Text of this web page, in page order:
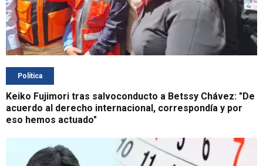
Política
Keiko Fujimori tras salvoconducto a Betssy Chávez: "De
acuerdo al derecho internacional, correspondía y por
eso hemos actuado"